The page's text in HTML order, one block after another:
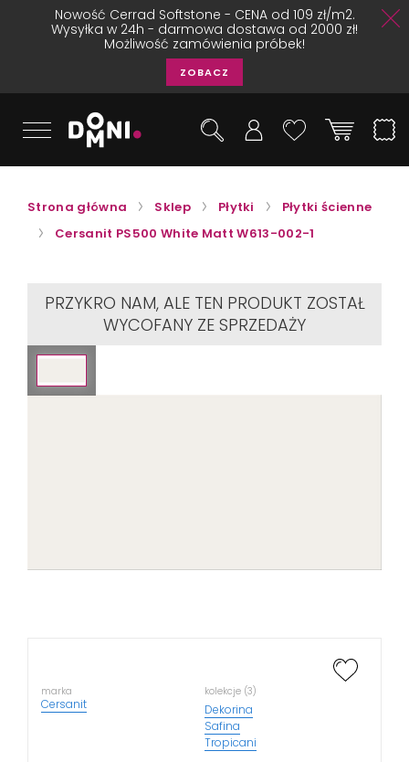
Nowość Cerrad Softstone - CENA od 109 zł/m2.
Wysyłka w 24h - darmowa dostawa od 2000 zł!
Możliwość zamówienia próbek!
ZOBACZ
Strona główna Sklep Płytki
Płytki ścienne
Cersanit PS500 White Matt W613-002-1
PRZYKRO NAM, ALE TEN PRODUKT ZOSTAŁ
WYCOFANY ZE SPRZEDAŻY
marka
Cersanit
kolekcje (3)
Dekorina
Safina
Tropicani